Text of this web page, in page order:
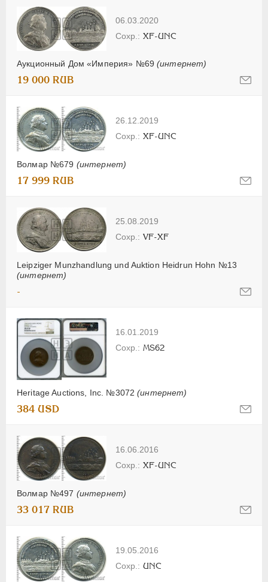
06.03.2020
Аукционный Дом «Империя» №69(интернет)
XF-UNC
19 000 RUB
26.12.2019
Волмар №679 (интернет)
XF-UNC
17 999 RUB
25.08.2019
Leipziger Munzhandlung und Auktion Heidrun Hohn №13
(интернет)
VF-XF
-
16.01.2019
Heritage Auctions, Inc. №3072(интернет)
MS62
384 USD
16.06.2016
Волмар №497 (интернет)
XF-UNC
33 017 RUB
19.05.2016
UNC